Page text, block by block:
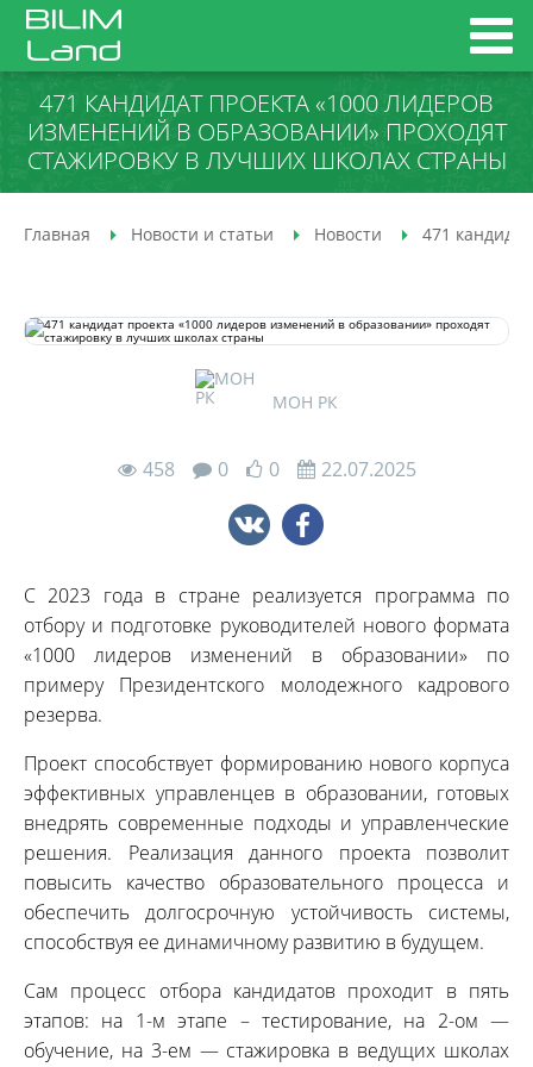
471 КАНДИДАТ ПРОЕКТА «1000 ЛИДЕРОВ
ИЗМЕНЕНИЙ В ОБРАЗОВАНИИ» ПРОХОДЯТ
СТАЖИРОВКУ В ЛУЧШИХ ШКОЛАХ СТРАНЫ
Главная Новости и статьи Новости 471
МОН РК
458 0 0 22.07.2025
С 2023 года в стране реализуется программа по
отбору и подготовке руководителей нового формата
«1000 лидеров изменений в образовании» по
примеру Президентского молодежного кадрового
резерва.
Проект способствует формированию нового корпуса
эффективных управленцев в образовании, готовых
внедрять современные подходы и управленческие
решения. Реализация данного проекта позволит
повысить качество образовательного процесса и
обеспечить долгосрочную устойчивость системы,
способствуя ее динамичному развитию в будущем.
Сам процесс отбора кандидатов проходит в пять
этапов: на 1-м этапе – тестирование, на 2-ом —
обучение, на 3-ем — стажировка в ведущих школах